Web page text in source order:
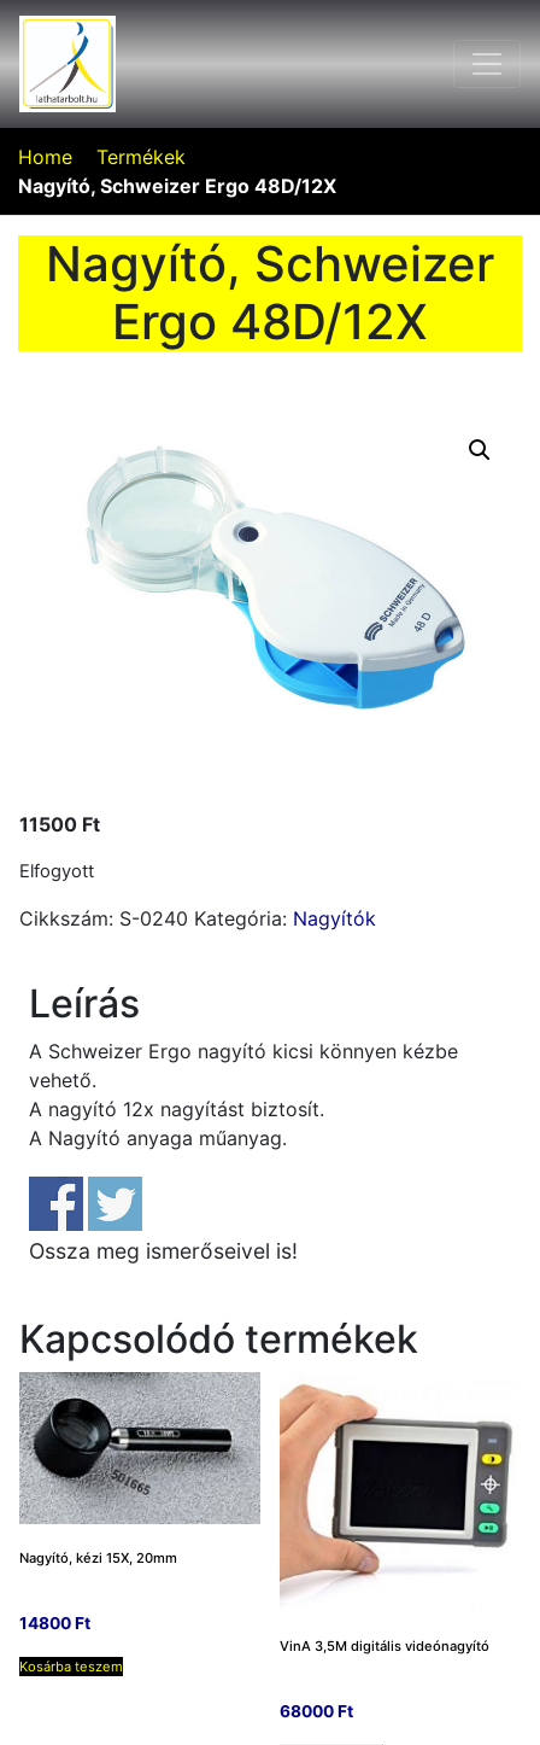
Home
Termékek
Nagyító, Schweizer Ergo 48D/12X
Nagyító, Schweizer
Ergo 48D/12X
11500 Ft
Elfogyott
Cikkszám: S-0240 Kategória: Nagyítók
Leírás
A Schweizer Ergo nagyító kicsi könnyen kézbe
vehető.
A nagyító 12x nagyítást biztosít.
A Nagyító anyaga műanyag.
Ossza meg ismerőseivel is!
Kapcsolódó termékek
Nagyító, kézi 15X, 20mm
14800Ft
Kosárba teszem
VinA 3,5M digitális videónagyító
68000Ft